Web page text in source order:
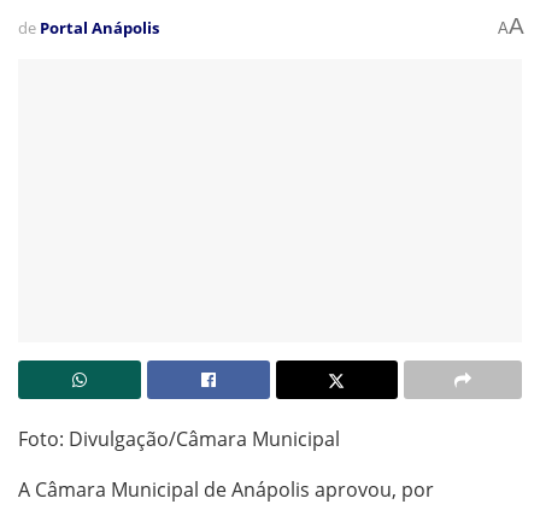
de Portal Anápolis AA
Foto: Divulgação/Câmara Municipal
A Câmara Municipal de Anápolis aprovou, por